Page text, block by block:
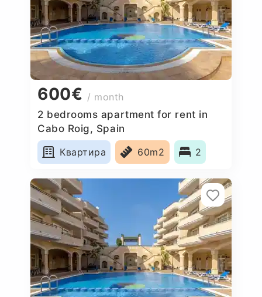
600€ / month
2 bedrooms apartment for rent in
Cabo Roig, Spain
Квартира
60m2 2